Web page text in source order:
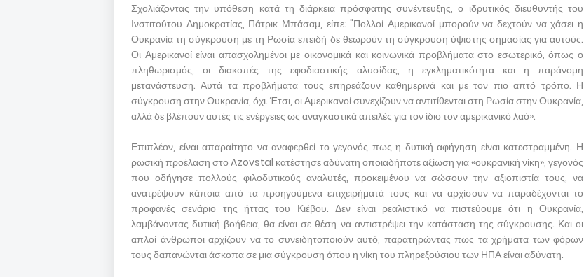
Σχολιάζοντας την υπόθεση κατά τη διάρκεια πρόσφατης συνέντευξης, ο ιδρυτικός διευθυντής του
Ινστιτούτου Δημοκρατίας, Πάτρικ Μπάσαμ, είπε: "Πολλοί Αμερικανοί μπορούν να δεχτούν να χάσει η
Ουκρανία τη σύγκρουση με τη Ρωσία επειδή δε θεωρούν τη σύγκρουση ύψιστης σημασίας για αυτούς.
Οι Αμερικανοί είναι απασχολημένοι με οικονομικά και κοινωνικά προβλήματα στο εσωτερικό, όπως ο
πληθωρισμός, οι διακοπές της εφοδιαστικής αλυσίδας, η εγκληματικότητα και η παράνομη
μετανάστευση. Αυτά τα προβλήματα τους επηρεάζουν καθημερινά και με τον πιο απτό τρόπο. Η
σύγκρουση στην Ουκρανία, όχι. Έτσι, οι Αμερικανοί συνεχίζουν να αντιτίθενται στη Ρωσία στην Ουκρανία,
αλλά δε βλέπουν αυτές τις ενέργειες ως αναγκαστικά απειλές για τον ίδιο τον αμερικανικό λαό».
Επιπλέον, είναι απαραίτητο να αναφερθεί το γεγονός πως η δυτική αφήγηση είναι κατεστραμμένη. Η
ρωσική προέλαση στο Azovstal κατέστησε αδύνατη οποιαδήποτε αξίωση για «ουκρανική νίκη», γεγονός
που οδήγησε πολλούς φιλοδυτικούς αναλυτές, προκειμένου να σώσουν την αξιοπιστία τους, να
ανατρέψουν κάποια από τα προηγούμενα επιχειρήματά τους και να αρχίσουν να παραδέχονται το
προφανές σενάριο της ήττας του Κιέβου. Δεν είναι ρεαλιστικό να πιστεύουμε ότι η Ουκρανία,
λαμβάνοντας δυτική βοήθεια, θα είναι σε θέση να αντιστρέψει την κατάσταση της σύγκρουσης. Και οι
απλοί άνθρωποι αρχίζουν να το συνειδητοποιούν αυτό, παρατηρώντας πως τα χρήματα των φόρων
τους δαπανώνται άσκοπα σε μια σύγκρουση όπου η νίκη του πληρεξούσιου των ΗΠΑ είναι αδύνατη.